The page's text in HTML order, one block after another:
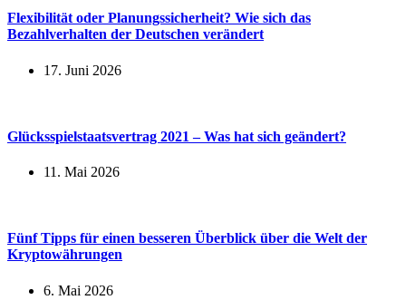
Flexibilität oder Planungssicherheit? Wie sich das
Bezahlverhalten der Deutschen verändert
17. Juni 2026
Glücksspielstaatsvertrag 2021 – Was hat sich geändert?
11. Mai 2026
Fünf Tipps für einen besseren Überblick über die Welt der
Kryptowährungen
6. Mai 2026